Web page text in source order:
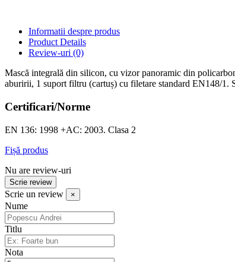
Informatii despre produs
Product Details
Review-uri (0)
Mască integrală din silicon, cu vizor panoramic din
aburirii, 1 suport filtru (cartuș) cu filetare standard EN148/1.
Certificari/Norme
EN 136: 1998 +AC: 2003. Clasa 2
Fișă produs
Nu are review-uri
Scrie review
Scrie un review ×
Nume
Titlu
Nota